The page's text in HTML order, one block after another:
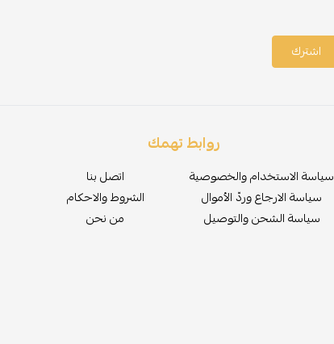
اشترك
روابط تهمك
سياسة الاستخدام والخصوصية
سياسة الارجاع وردّ الأموال
سياسة الشحن والتوصيل
اتصل بنا
الشروط والاحكام
من نحن